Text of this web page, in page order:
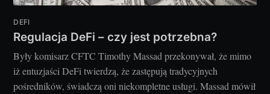
DEFI
Regulacja DeFi – czy jest potrzebna?
Były komisarz CFTC Timothy Massad przekonywał, że mimo
iż entuzjaści DeFi twierdzą, że zastępują tradycyjnych
pośredników, świadczą oni niekompletne usługi. Massad mówił